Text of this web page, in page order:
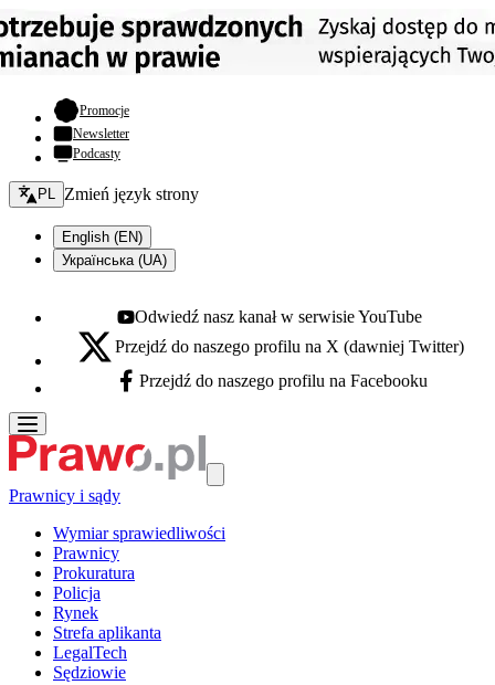
Promocje- otwiera się w nowej karcie
Newsletter
Podcasty
Zmień język - bieżący:
PL Zmień język strony
English (EN)
Українська (UA)
Youtube - otwiera się w nowej karcie
Odwiedź nasz kanał w serwisie YouTube
X - otwiera się w nowej karcie
Przejdź do naszego profilu na X (dawniej Twitter)
Facebook - otwiera się w nowej karcie
Przejdź do naszego profilu na Facebooku
Prawnicy i sądy
Wymiar sprawiedliwości
Prawnicy
Prokuratura
Policja
Rynek
Strefa aplikanta
LegalTech
Sędziowie